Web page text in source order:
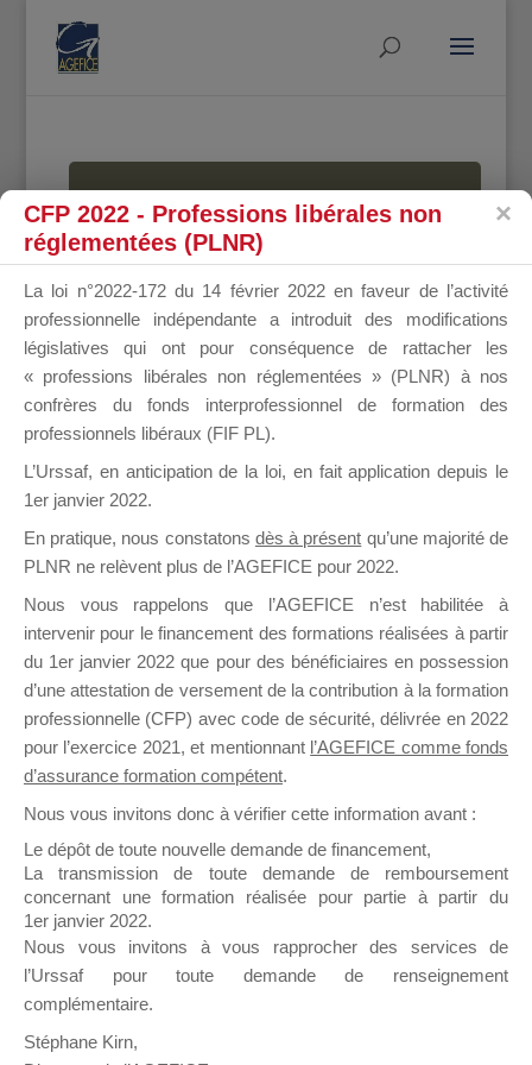
MALLETTE
DU
DIRIGEANT
Groupe Public
il y a un mois
Ce groupe est destiné aux Organismes de
Formation qui souhaitent répondre à l’Appel à
Propositions Mallette du Dirigeant.
sur lequel il est possible de laisser un message
ou poser une question.
NB : Il est nécessaire d’être
pouvoir rejoindre ce groupe
CFP 2022 - Professions libérales non
réglementées (PLNR)
La loi n°2022-172 du 14 février 2022 en faveur de l’activité
professionnelle indépendante a introduit des modifications
législatives qui ont pour conséquence de rattacher les
« professions libérales non réglementées » (PLNR) à nos
confrères du fonds interprofessionnel de formation des
professionnels libéraux (FIF PL).
L’Urssaf, en anticipation de la loi, en fait application depuis le
1er janvier 2022.
En pratique, nous constatons dès à présent qu’une majorité de
PLNR ne relèvent plus de l’AGEFICE pour 2022.
Nous vous rappelons que l’AGEFICE n’est habilitée à
intervenir pour le financement des formations réalisées à partir
du 1er janvier 2022 que pour des bénéficiaires en possession
d’une attestation de versement de la contribution à la formation
professionnelle (CFP) avec code de sécurité, délivrée en 2022
pour l’exercice 2021, et mentionnant l’AGEFICE comme fonds
d’assurance formation compétent.
Nous vous invitons donc à vérifier cette information avant :
Le dépôt de toute nouvelle demande de financement,
La transmission de toute demande de remboursement
concernant une formation réalisée pour partie à partir du
1er janvier 2022.
Nous vous invitons à vous rapprocher des services de
l’Urssaf pour toute demande de renseignement
complémentaire.
Stéphane Kirn,